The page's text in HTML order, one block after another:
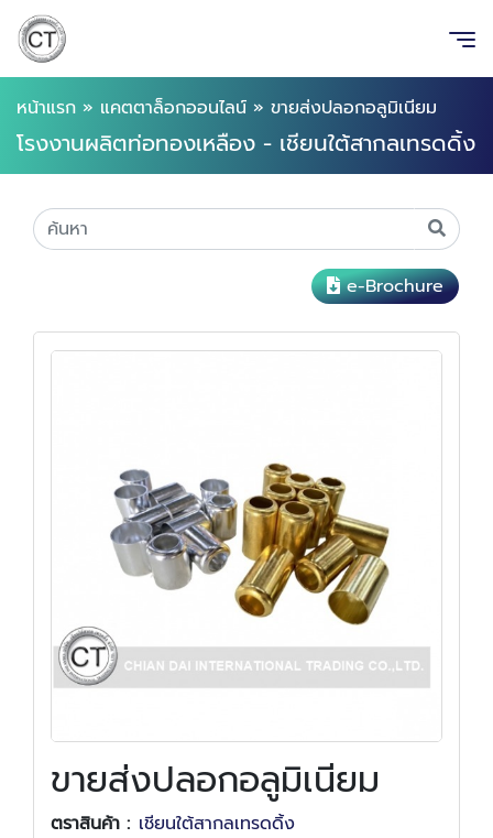
หน้าแรก » แคตตาล็อกออนไลน์ » ขายส่งปลอกอลูมิเนียม
โรงงานผลิตท่อทองเหลือง - เชียนใต้สากลเทรดดิ้ง
e-Brochure
ขายส่งปลอกอลูมิเนียม
ตราสินค้า : เชียนใต้สากลเทรดดิ้ง